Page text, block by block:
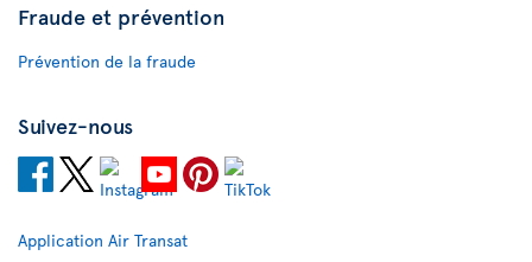
Fraude et prévention
Prévention de la fraude
Suivez-nous
Application Air Transat